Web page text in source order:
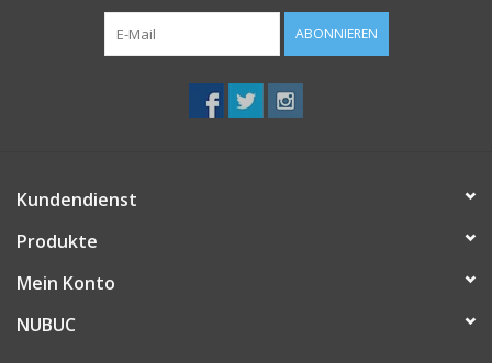
ABONNIEREN
Kundendienst
Produkte
Mein Konto
NUBUC